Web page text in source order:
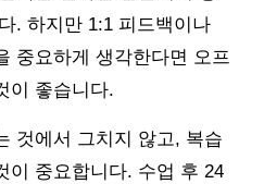
. 하지만 1:1 피드백이나
중요하게 생각한다면 오프
이 좋습니다.
것에서 그치지 않고, 복습
이 중요합니다. 수업 후 24